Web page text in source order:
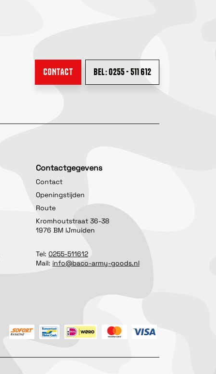
CONTACT BEL: 0255 - 511 612
Contactgegevens
Contact
Openingstijden
Route
Kromhoutstraat 36-38
1976 BM IJmuiden
Tel: 0255-511612
Mail: info@baco-army-goods.nl